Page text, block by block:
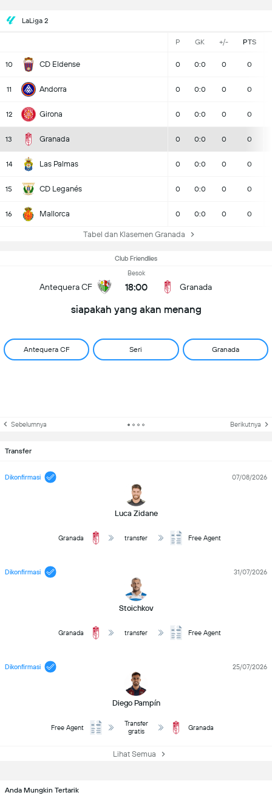
LaLiga 2
P GK +/- PTS
10 CD Eldense 0 0:0 0 0
11 Andorra 0 0:0 0 0
12 Girona 0 0:0 0 0
13 Granada 0 0:0 0 0
14 Las Palmas 0 0:0 0 0
15 CD Leganés 0 0:0 0 0
16 Mallorca 0 0:0 0 0
Tabel dan Klasemen Granada
Club Friendlies
Antequera CF
Besok
18:00 Granada
siapakah yang akan menang
Antequera CF Seri Granada
Sebelumnya Berikutnya
Transfer
Dikonfirmasi
Luca Zidane
07/08/2026
Granada transfer Free Agent
Dikonfirmasi
Stoichkov
31/07/2026
Granada transfer Free Agent
Dikonfirmasi
Diego Pampín
25/07/2026
Free Agent
Transfer
gratis
Granada
Lihat Semua
Anda Mungkin Tertarik